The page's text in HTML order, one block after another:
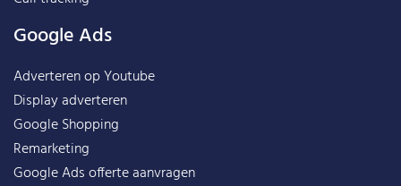
Google Ads
Adverteren op Youtube
Display adverteren
Google Shopping
Remarketing
Google Ads offerte aanvragen